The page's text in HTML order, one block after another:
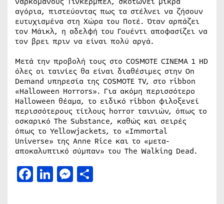
αγόρια, πιστεύοντας πως τα στέλνει να ζήσουν
ευτυχισμένα στη Χώρα του Ποτέ. Όταν αρπάζει
τον Μάικλ, η αδελφή του Γουέντι αποφασίζει να
τον βρει πριν να είναι πολύ αργά.
Μετά την προβολή τους στο COSMOTE CINEMA 1 HD
όλες οι ταινίες θα είναι διαθέσιμες στην On
Demand υπηρεσία της COSMOTE TV, στο ribbon
«Halloween Horrors». Για ακόμη περισσότερο
Halloween θέαμα, το ειδικό ribbon φιλοξενεί
περισσότερους τίτλους horror ταινιών, όπως το
οσκαρικό The Substance, καθώς και σειρές
όπως το Yellowjackets, το «Immortal
Universe» της Anne Rice και το «μετα-
αποκαλυπτικό σύμπαν» του The Walking Dead.
Facebook
LinkedIn
Messenger